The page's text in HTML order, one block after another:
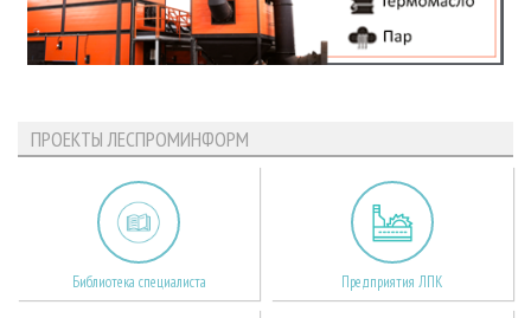
ПРОЕКТЫ ЛЕСПРОМИНФОРМ
Библиотека специалиста Предприятия ЛПК